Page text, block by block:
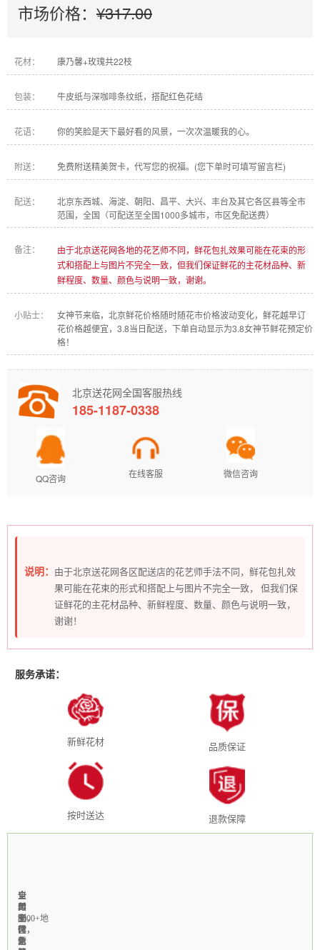
市场价格： ¥317.00
花材： 康乃馨+玫瑰共22枝
包装： 牛皮纸与深咖啡条纹纸，搭配红色花结
花语： 你的笑脸是天下最好看的风景，一次次温暖我的心。
附送： 免费附送精美贺卡，代写您的祝福。(您下单时可填写留言栏)
配送：
北京东西城、海淀、朝阳、昌平、大兴、丰台及其它各区县等全市
范围，全国（可配送至全国1000多城市，市区免配送费）
备注：
由于北京送花网各地的花艺师不同，鲜花包扎效果可能在花束的形
式和搭配上与图片不完全一致，但我们保证鲜花的主花材品种、新
鲜程度、数量、颜色与说明一致，谢谢。
小贴士：
女神节来临，北京鲜花价格随时随花市价格波动变化，鲜花越早订
花价格越便宜，3.8当日配送，下单自动显示为3.8女神节鲜花预定价
格！
北京送花网全国客服热线
185-1187-0338
QQ咨询 在线客服 微信咨询
说明： 由于北京送花网各区配送店的花艺师手法不同，鲜花包扎效
果可能在花束的形式和搭配上与图片不完全一致， 但我们保
证鲜花的主花材品种、新鲜程度、数量、颜色与说明一致，
谢谢！
服务承诺：
新鲜花材 品质保证
按时送达 退款保障
全
国
3000+地
区
免
1-
3
小
时
急
当
天
制
作，
新
全
年
无
休，
个
支
付
宝，
微
信